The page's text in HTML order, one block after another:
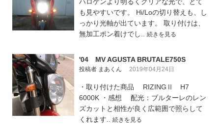
も見やすいです。 Hi/Loの切り替えも、し
っかり光軸が出ています。 取り付けは、
無加工ポン着けでし.. 続きを見る
'04 MV AGUSTA BRUTALE750S
投稿者 まあくん 2019年04月24日
・取り付けた商品 RIZINGⅡ H7
6000K ・感想 配光：ブルターレのレン
ズカットと相性が良く広範囲で照らして
くれます.. 続きを見る